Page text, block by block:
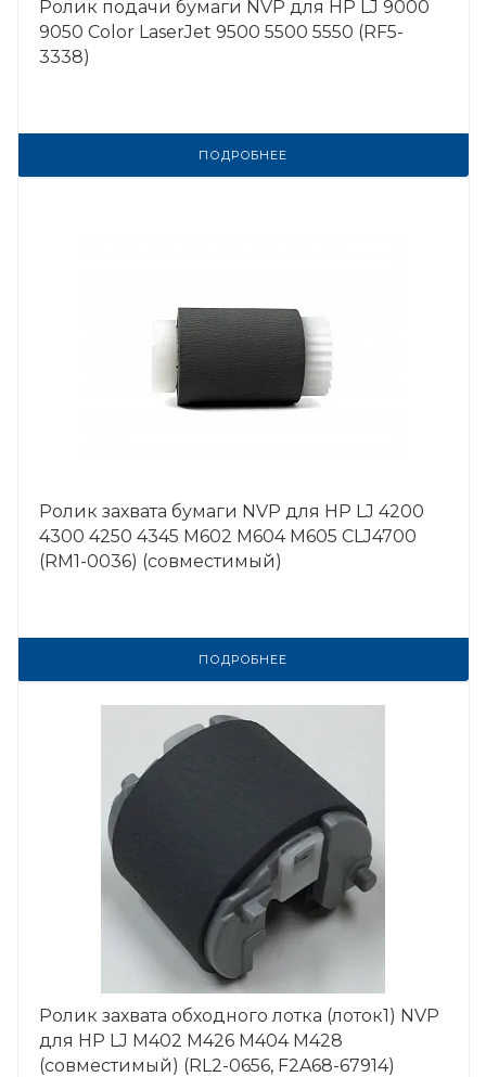
Ролик подачи бумаги NVP для HP LJ 9000
9050 Color LaserJet 9500 5500 5550 (RF5-
3338)
ПОДРОБНЕЕ
Ролик захвата бумаги NVP для HP LJ 4200
4300 4250 4345 M602 M604 M605 CLJ4700
(RM1-0036) (совместимый)
ПОДРОБНЕЕ
Ролик захвата обходного лотка (лоток1) NVP
для HP LJ M402 M426 M404 M428
(совместимый) (RL2-0656, F2A68-67914)